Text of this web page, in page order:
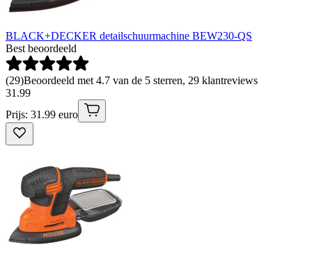
BLACK+DECKER detailschuurmachine BEW230-QS
Best beoordeeld
(29)Beoordeeld met 4.7 van de 5 sterren, 29 klantreviews
31 .99
Prijs: 31.99 euro